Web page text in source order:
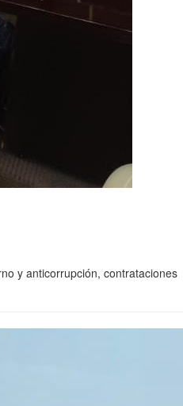
y anticorrupción, contrataciones